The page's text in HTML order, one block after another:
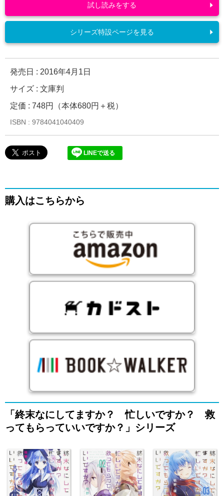
発売日 : 2016年4月1日
サイズ : 文庫判
定価 : 748円（本体680円＋税）
ISBN : 9784041040409
LINEで送る
試し読みをする
シリーズ特設ページを見る
購入はこちらから
「終末なにしてますか？ 忙しいですか？ 救
ってもらっていいですか？」シリーズ